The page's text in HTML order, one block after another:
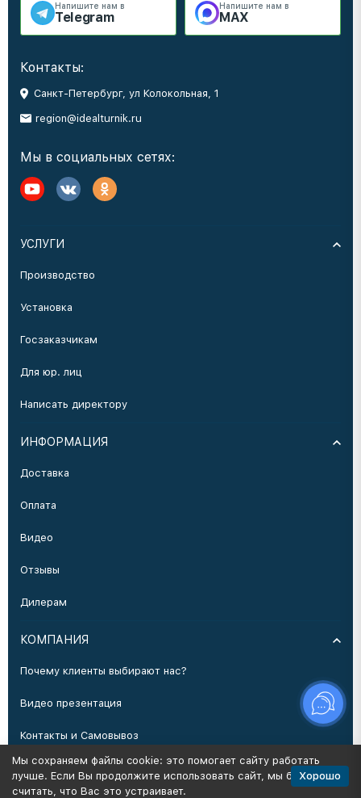
Напишите нам в
Telegram
Напишите нам в
MAX
Контакты:
Санкт-Петербург, ул Колокольная, 1
region@idealturnik.ru
Мы в социальных сетях:
УСЛУГИ
Производство
Установка
Госзаказчикам
Для юр. лиц
Написать директору
ИНФОРМАЦИЯ
Доставка
Оплата
Видео
Отзывы
Дилерам
КОМПАНИЯ
Почему клиенты выбирают нас?
Видео презентация
Контакты и Самовывоз
Производство
Мы сохраняем файлы cookie: это помогает сайту работать
лучше. Если Вы продолжите использовать сайт, мы будем
считать, что Вас это устраивает.
Хорошо